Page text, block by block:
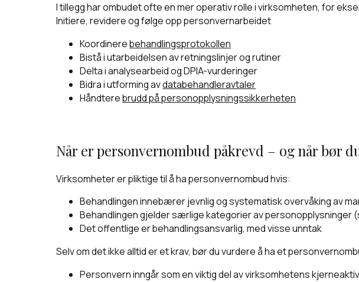
I tillegg har ombudet ofte en mer operativ rolle i virksomheten, for
Initiere, revidere og følge opp personvernarbeidet
Koordinerebehandlingsprotokollen
Bistå i utarbeidelsen av retningslinjer og rutiner
Delta i analysearbeid og DPIA-vurderinger
Bidra i utforming avdatabehandleravtaler
Håndterebrudd på personopplysningssikkerheten
Når er personvernombud påkrevd – og når bør
Virksomheter er pliktige til å ha personvernombud hvis:
Behandlingen innebærer jevnlig og systematisk overvåking av
Behandlingen gjelder særlige kategorier av personopplysninger
Det offentlige er behandlingsansvarlig, med visse unntak
Selv om det ikke alltid er et krav, bør du vurdere å ha et
Personvern inngår som en viktig del av virksomhetens